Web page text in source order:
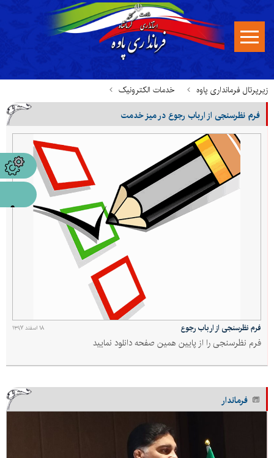
زیرپرتال فرمانداری پاوه خدمات الکترونیک
فرم نظرسنجی از ارباب رجوع در میز خدمت
فرم نظرسنجی از ارباب رجوع در میز خدمت
۱۸ اسفند ۱۳۹۷ فرم نظرسنجی از ارباب رجوع
فرم نظرسنجی را از پایین همین صفحه دانلود نمایید
فرماندار